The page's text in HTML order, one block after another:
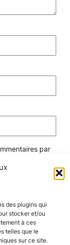
des plugins qui
stocker et/ou
à ces
telles que le
sur ce site.
par
par e-mail.